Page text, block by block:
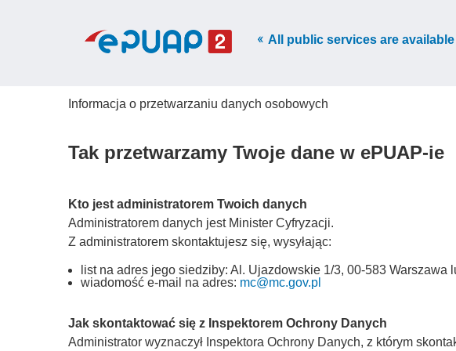
All public services are
Informacja o przetwarzaniu danych osobowych
Tak przetwarzamy Twoje dane w ePUAP-ie
Kto jest administratorem Twoich danych
Administratorem danych jest Minister Cyfryzacji.
Z administratorem skontaktujesz się, wysyłając:
list na adres jego siedziby: Al. Ujazdowskie 1/3, 00-583
wiadomość e-mail na adres: mc@mc.gov.pl
Jak skontaktować się z Inspektorem Ochrony Danych
Administrator wyznaczył Inspektora Ochrony Danych, z którym